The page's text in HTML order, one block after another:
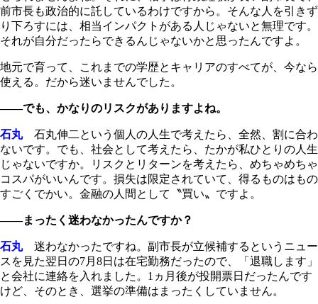
前市長も政治的に託しているわけですから。そんな人を引きず
り下ろすには、相当インパクトがある人じゃないと無理です。
それが自分だったらできるんじゃないかと思ったんですよ。
地元で育って、これまでの学歴とキャリアのすべてが、今なら
使える。だから迷いませんでした。
――でも、かなりのリスクがありますよね。
石丸石丸伸二という個人の人生で考えたら、全然、割に合わ
ないです。でも、社会として考えたら、たかが私ひとりの人生
じゃないですか。リスクとリターンを考えたら、めちゃめちゃ
コスパがいいんです。損失は限定されていて、得るものはもの
すごくでかい。金融の人間として〝買い〟ですよ。
――まったく迷わなかったんですか？
石丸迷わなかったですね。副市長が立候補するというニュー
スを見た翌日の7月8日は在宅勤務だったので、「退職します」
と会社に連絡を入れました。1ヵ月後が投開票日だったんです
けど、そのとき、選挙の準備はまったくしていません。